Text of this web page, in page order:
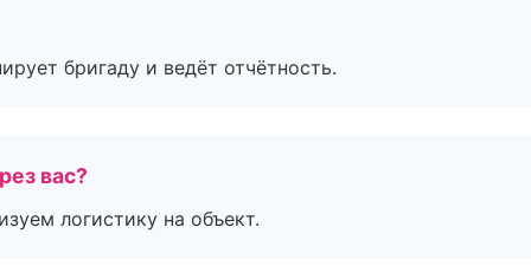
бригаду и ведёт отчётность.
вас?
логистику на объект.